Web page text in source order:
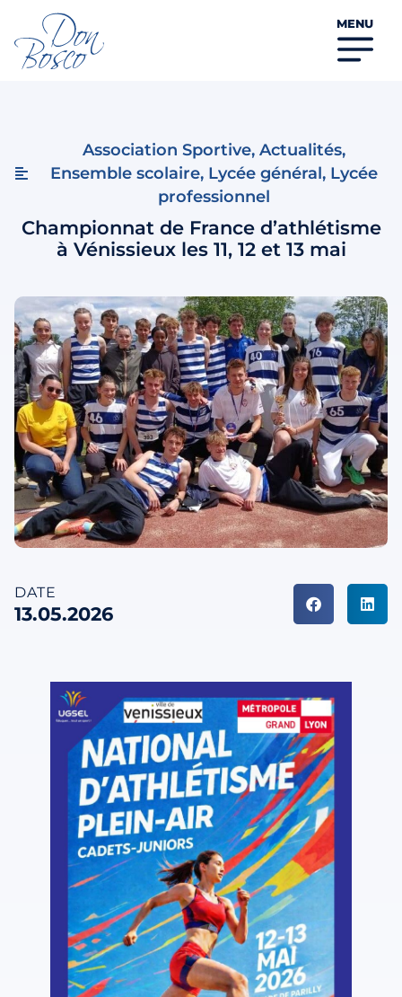
MENU
Association Sportive, Actualités,
Ensemble scolaire, Lycée général, Lycée
professionnel
Championnat de France d’athlétisme
à Vénissieux les 11, 12 et 13 mai
DATE
13.05.2026